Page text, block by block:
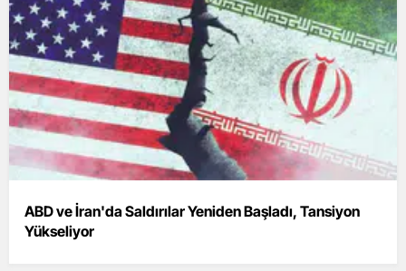
ABD ve İran'da Saldırılar Yeniden Başladı, Tansiyon
Yükseliyor